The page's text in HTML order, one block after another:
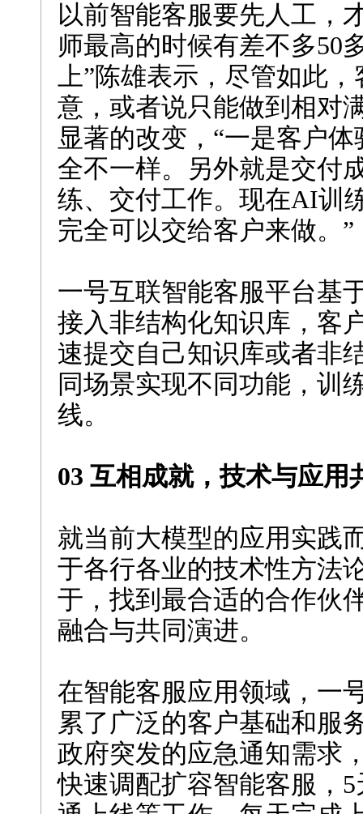
以前智能客服要先人工，
师最高的时候有差不多50
上”陈雄表示，尽管如此
意，或者说只能做到相对
显著的改变，“一是客户
全不一样。另外就是交付
练、交付工作。现在AI训
完全可以交给客户来做。”
一号互联智能客服平台基
接入非结构化知识库，客
速提交自己知识库或者非
同场景实现不同功能，训
线。
03 互相成就，技术与应用
就当前大模型的应用实践
于各行各业的技术性方法
于，找到最合适的合作伙
融合与共同演进。
在智能客服应用领域，一
累了广泛的客户基础和服
政府突发的应急通知需求
快速调配扩容智能客服，